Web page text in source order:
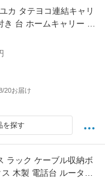
カ タテヨコ連結キャリ
き 台 ホームキャリー 連
ヨコ 縦横 80kg シンプ
ト 押入れ収納 キャス
家庭用 押し入れ 収納グ
女性 室内]
20お届け
を探す
ラック ケーブル収納ボ
木製 電話台 ルーター